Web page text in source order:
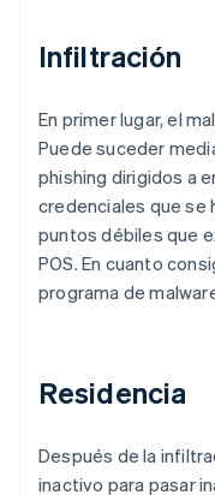
Infiltración
En primer lugar, el
Puede suceder
phishing dirigidos a
credenciales que se
puntos débiles que
POS. En cuanto
programa de
Residencia
Después de la
inactivo para pasar